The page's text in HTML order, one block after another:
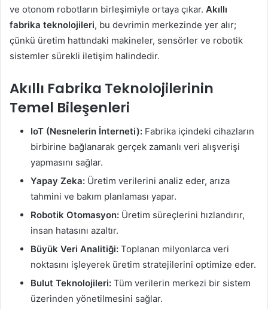
ve otonom robotların birleşimiyle ortaya çıkar. Akıllı
fabrika teknolojileri, bu devrimin merkezinde yer alır;
çünkü üretim hattındaki makineler, sensörler ve robotik
sistemler sürekli iletişim halindedir.
Akıllı Fabrika Teknolojilerinin
Temel Bileşenleri
IoT (Nesnelerin İnterneti): Fabrika içindeki cihazların
birbirine bağlanarak gerçek zamanlı veri alışverişi
yapmasını sağlar.
Yapay Zeka: Üretim verilerini analiz eder, arıza
tahmini ve bakım planlaması yapar.
Robotik Otomasyon: Üretim süreçlerini hızlandırır,
insan hatasını azaltır.
Büyük Veri Analitiği: Toplanan milyonlarca veri
noktasını işleyerek üretim stratejilerini optimize eder.
Bulut Teknolojileri: Tüm verilerin merkezi bir sistem
üzerinden yönetilmesini sağlar.